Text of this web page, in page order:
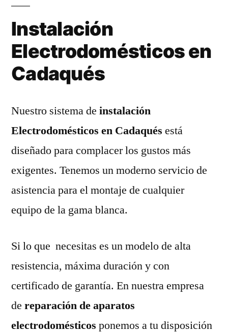
Instalación
Electrodomésticos en
Cadaqués
Nuestro sistema de instalación
Electrodomésticos en Cadaqués está
diseñado para complacer los gustos más
exigentes. Tenemos un moderno servicio de
asistencia para el montaje de cualquier
equipo de la gama blanca.
Si lo que necesitas es un modelo de alta
resistencia, máxima duración y con
certificado de garantía. En nuestra empresa
de reparación de aparatos
electrodomésticos ponemos a tu disposición